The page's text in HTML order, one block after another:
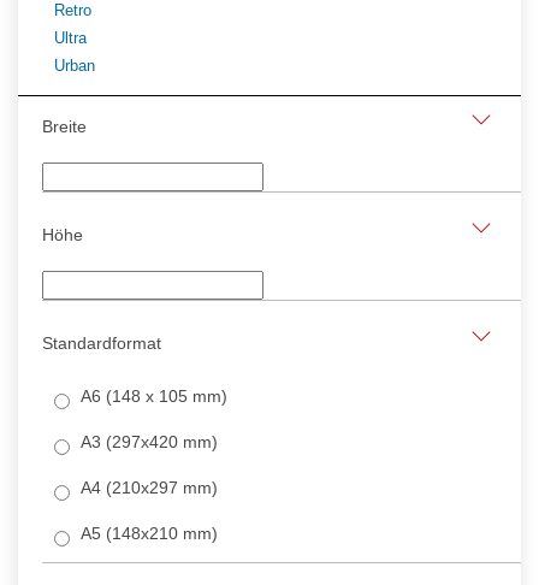
Retro
Ultra
Urban
Breite
Höhe
Standardformat
A6 (148 x 105 mm)
A3 (297x420 mm)
A4 (210x297 mm)
A5 (148x210 mm)